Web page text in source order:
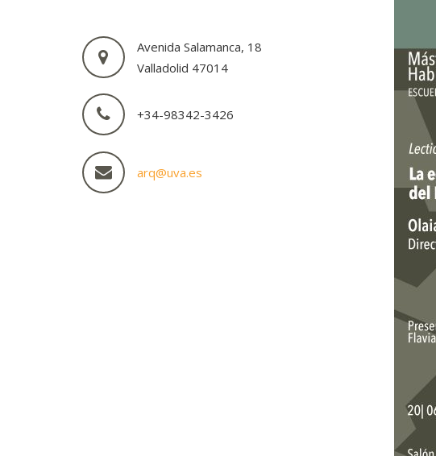
Avenida Salamanca, 18
Valladolid 47014
+34-98342-3426
arq@uva.es